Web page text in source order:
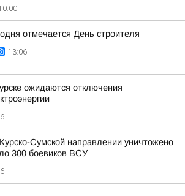
отмечается День строителя
13:06
ожидаются отключения
Сумской направлении уничтожено
300 боевиков ВСУ